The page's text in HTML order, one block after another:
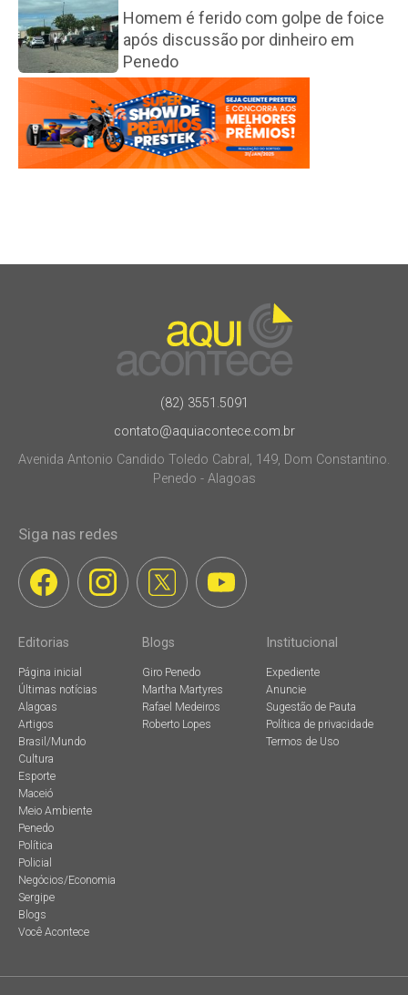
Homem é ferido com golpe de foice
após discussão por dinheiro em
Penedo
(82) 3551.5091
contato@aquiacontece.com.br
Avenida Antonio Candido Toledo Cabral, 149, Dom Constantino.
Penedo - Alagoas
Siga nas redes
Editorias
Página inicial
Últimas notícias
Alagoas
Artigos
Brasil/Mundo
Cultura
Esporte
Maceió
Meio Ambiente
Penedo
Política
Policial
Negócios/Economia
Sergipe
Blogs
Você Acontece
Blogs
Giro Penedo
Martha Martyres
Rafael Medeiros
Roberto Lopes
Institucional
Expediente
Anuncie
Sugestão de Pauta
Política de privacidade
Termos de Uso